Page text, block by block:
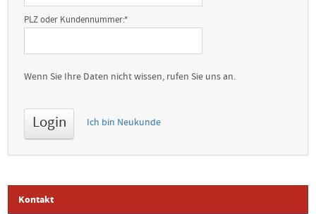
PLZ oder Kundennummer:*
Wenn Sie Ihre Daten nicht wissen, rufen Sie uns an.
Ich bin Neukunde
Kontakt